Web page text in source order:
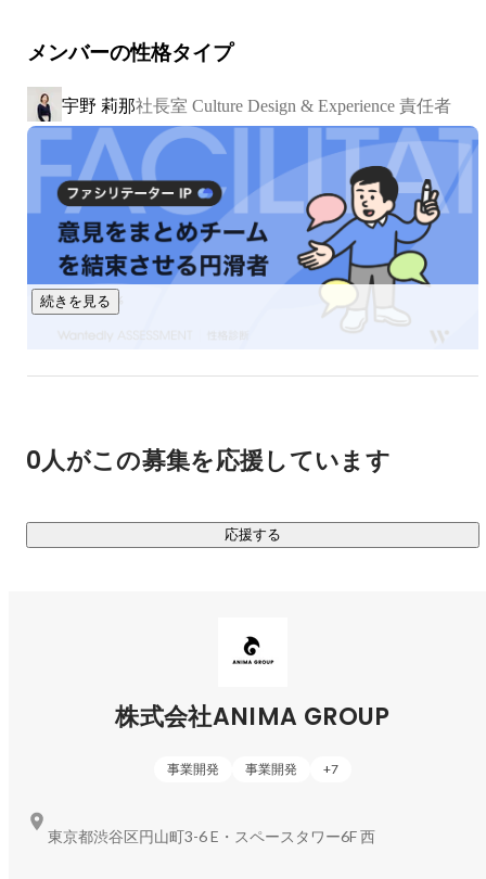
【グループ紹介】
■ ゲームデータのマーケットプレイス企業
私たちは『ゲームにかけた時間や努力が資産となる常識をつ
くる』ため、ゲームに関わるすべての人が「自分の努力した
時間」をお金に変えたり、「自分自身の得意で生活する」こ
とができるようにしたいと考えております。
そのため「アカウントやアイテムの売買」だけでなく、「ゲ
ームプレイの代行」を募集・依頼できる機能なども提供して
います。また、登録者数は100万人を大きく超えており、同
領域の中でも後発ながら急成長しているサービスとなってい
ます。
きがあり、今まさに「ゲーム業界は変革期を迎えている」と
言えます。
「ゲームを楽しみ続けられるライフスタイル」を私たちとと
もに創りませんか？
2022年のグループ化以降『"好き"や”得意”であふれる社会を実
て、多くの新規事業を立ち上げていくにあたって私たちが大
切にしている軸があります。
② 安心して、大きく挑戦できる環境を用意する
③ 成功した際には、大きなリターンを受け取れる
メンバーの性格タイプ
宇野 莉那社長室 Culture Design & Experience 責任者
続きを見る
0人がこの募集を応援しています
応援する
株式会社ANIMA GROUP
事業開発 事業開発 +7
東京都渋谷区円山町3-6 E・スペースタワー6F 西